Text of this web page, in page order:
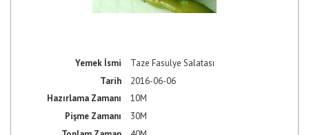
Yemek İsmi
Taze Fasulye Salatası
Tarih
2016-06-06
Hazırlama Zamanı
10M
Pişme Zamanı
30M